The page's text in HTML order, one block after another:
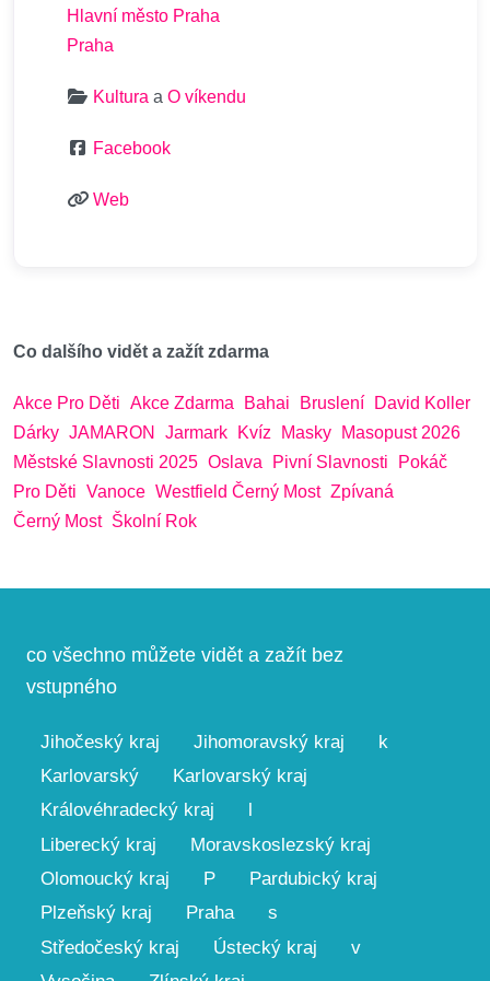
Hlavní město Praha
Praha
Kultura a O víkendu
Facebook
Web
Co dalšího vidět a zažít zdarma
Akce Pro Děti Akce Zdarma Bahai Bruslení
David Koller
Dárky JAMARON Jarmark Kvíz Masky
Masopust 2026
Městské Slavnosti 2025 Oslava Pivní Slavnosti
Pokáč
Pro Děti Vanoce Westfield Černý Most Zpívaná
Černý Most Školní Rok
co všechno můžete vidět a zažít bez
vstupného
Jihočeský kraj Jihomoravský kraj
k
Karlovarský
Karlovarský kraj
Královéhradecký kraj
Liberecký kraj
Moravskoslezský kraj
Olomoucký kraj
P
Pardubický kraj
Plzeňský kraj
Praha
s
Středočeský kraj
Ústecký kraj
v